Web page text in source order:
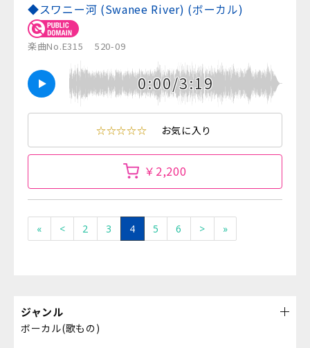
◆スワニー河 (Swanee River) (ボーカル)
楽曲No.E315 520-09
0:00/3:19
☆☆☆☆☆ お気に入り
￥2,200
« < 2 3 4 5 6 > »
ジャンル
ボーカル(歌もの)